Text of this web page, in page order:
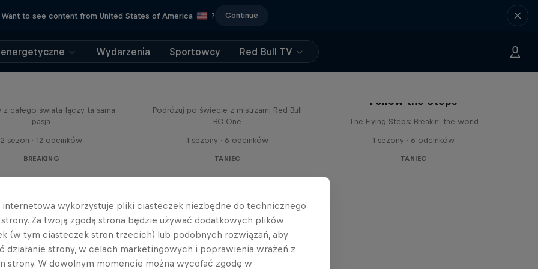
Want to see content from United States of America ? Continue
Wydarzenia Sportowcy Red Bull TV
całego świata łączy ta sama
pasja
2 sezon · 12 odcinków
BREAKING
Podróżuj po świecie z mistrzami Red Bull
BC One
1 sezony · 6 odcinków
TANIEC
Follow the Steps
The Flying Steps: Breakin' the world
1 sezony · 6 odcinków
TANIEC
internetowa wykorzystuje pliki ciasteczek niezbędne do technicznego
strony. Za twoją zgodą strona będzie używać dodatkowych plików
(w tym ciasteczek stron trzecich) lub podobnych rozwiązań, aby
działanie strony, w celach marketingowych i poprawienia wrażeń z
strony. W dowolnym momencie można wycofać zgodę w